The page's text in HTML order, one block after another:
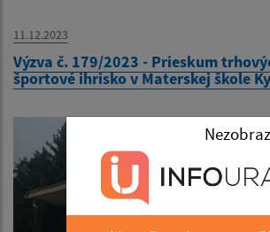
11.12.2023
Výzva č. 179/2023 - Prieskum
športové ihrisko v Materskej škole